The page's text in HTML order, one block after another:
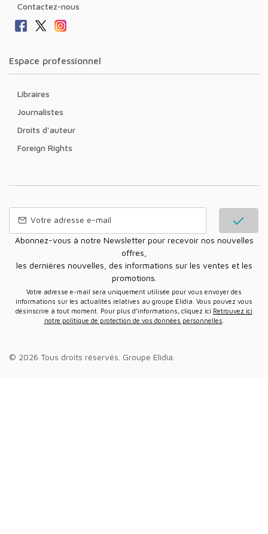
Contactez-nous
Espace professionnel
Libraires
Journalistes
Droits d'auteur
Foreign Rights
Abonnez-vous à notre Newsletter pour recevoir nos nouvelles
offres,
les dernières nouvelles, des informations sur les ventes et les
promotions.
Votre adresse e-mail sera uniquement utilisée pour vous envoyer des
informations sur les actualités relatives au groupe Elidia. Vous pouvez vous
désinscrire à tout moment. Pour plus d’informations, cliquez ici Retrouvez ici
notre politique de protection de vos données personnelles
© 2026 Tous droits réservés. Groupe Elidia